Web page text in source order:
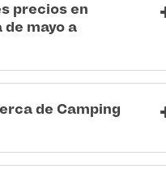
precios en
de mayo a
de Camping